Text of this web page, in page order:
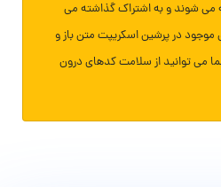
می شوند و به اشتراک گذاشته می
در پرشین اسکریپت متن باز و
می توانید از سلامت کدهای درون